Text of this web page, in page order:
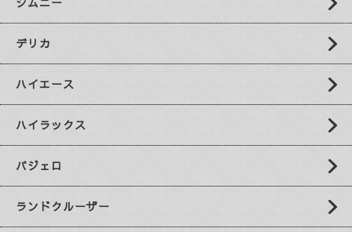
デリカ
ハイエース
ハイラックス
パジェロ
ランドクルーザー